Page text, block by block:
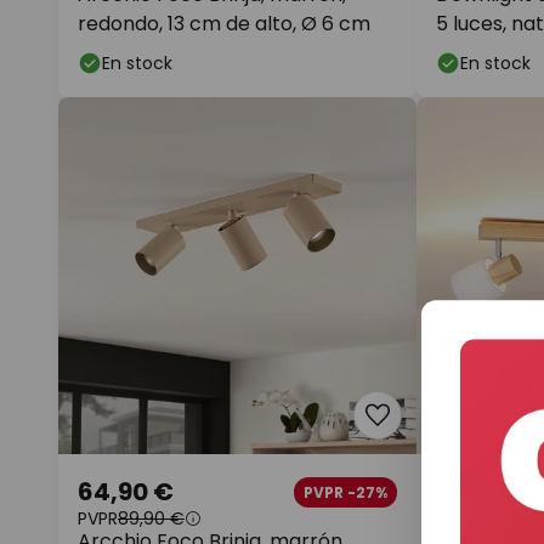
redondo, 13 cm de alto, Ø 6 cm
En stock
5 luces,
En stock
64,90 € PVPR -27%
PVPR89,90 €
46,90 €
99,90 €